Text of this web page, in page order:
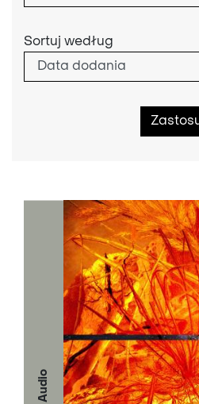
Sortuj według
Audio